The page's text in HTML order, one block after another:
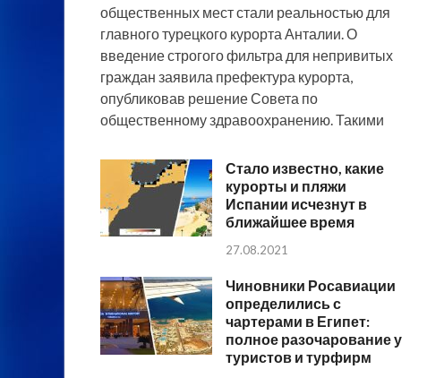
общественных мест стали реальностью для
главного турецкого курорта Анталии. О
введение строгого фильтра для непривитых
граждан заявила префектура курорта,
опубликовав решение Совета по
общественному здравоохранению. Такими
Стало известно, какие
курорты и пляжи
Испании исчезнут в
ближайшее время
27.08.2021
Чиновники Росавиации
определились с
чартерами в Египет:
полное разочарование у
туристов и турфирм